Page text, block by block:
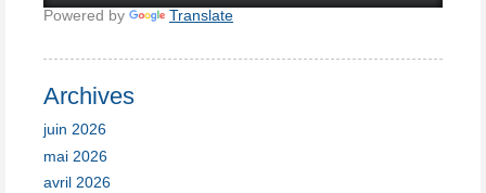
Powered by Translate
Archives
juin 2026
mai 2026
avril 2026